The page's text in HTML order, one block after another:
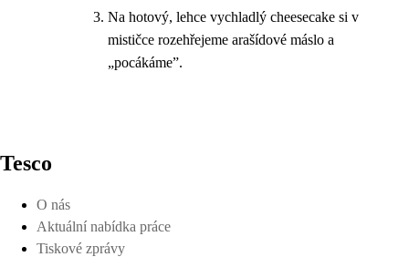
Na hotový, lehce vychladlý cheesecake si v
mističce rozehřejeme arašídové máslo a
„pocákáme”.
Tesco
O nás
Aktuální nabídka práce
Tiskové zprávy